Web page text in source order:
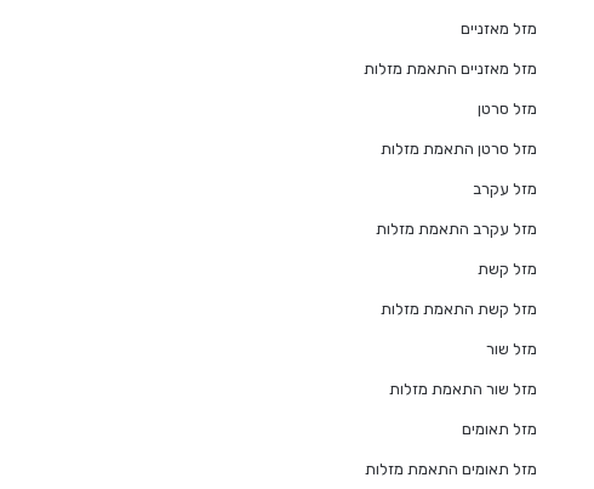
מזל מאזניים
מזל מאזניים התאמת מזלות
מזל סרטן
מזל סרטן התאמת מזלות
מזל עקרב
מזל עקרב התאמת מזלות
מזל קשת
מזל קשת התאמת מזלות
מזל שור
מזל שור התאמת מזלות
מזל תאומים
מזל תאומים התאמת מזלות